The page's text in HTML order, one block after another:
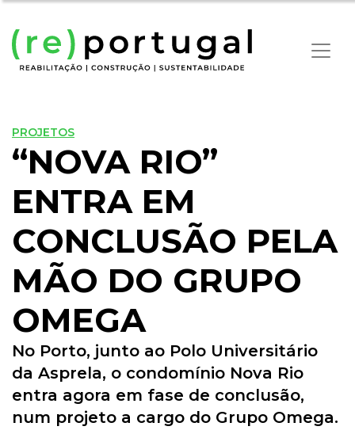
PROJETOS
“NOVA RIO”
ENTRA EM
CONCLUSÃO PELA
MÃO DO GRUPO
OMEGA
No Porto, junto ao Polo Universitário
da Asprela, o condomínio Nova Rio
entra agora em fase de conclusão,
num projeto a cargo do Grupo Omega.